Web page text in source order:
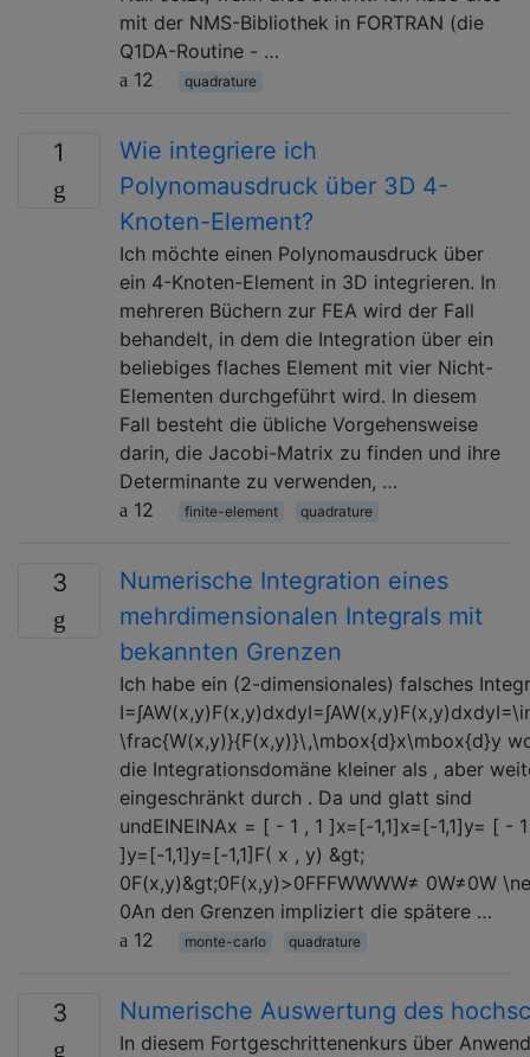
mit der NMS-Bibliothek in FORTRAN (die
Q1DA-Routine - …
12
quadrature
1
Wie integriere ich
Polynomausdruck über 3D 4-
Knoten-Element?
Ich möchte einen Polynomausdruck über
ein 4-Knoten-Element in 3D integrieren. In
mehreren Büchern zur FEA wird der Fall
behandelt, in dem die Integration über ein
beliebiges flaches Element mit vier Nicht-
Elementen durchgeführt wird. In diesem
Fall besteht die übliche Vorgehensweise
darin, die Jacobi-Matrix zu finden und ihre
Determinante zu verwenden, …
12
finite-element quadrature
3
Numerische Integration eines
mehrdimensionalen Integrals mit
bekannten Grenzen
Ich habe ein (2-dimensionales) falsches
\frac{W(x,y)}{F(x,y)}\,\mbox{d}x\mbox{d}y
die Integrationsdomäne kleiner als , aber
eingeschränkt durch . Da und glatt sind
undEINEINAx = [ - 1 , 1 ]x=[-1,1]x=[-1,1]y= [ - 1
]y=[-1,1]y=[-1,1]F( x , y) &gt;
0F(x,y)&gt;0F(x,y)>0FFFWWWW≠ 0W≠0W \ne
0An den Grenzen impliziert die spätere …
12
monte-carlo quadrature
3 Numerische Auswertung des
In diesem Fortgeschrittenenkurs über